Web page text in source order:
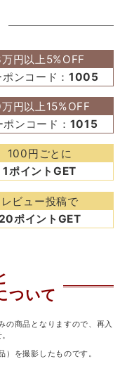
円以上5%OFF
ポンコード：1005
円以上15%OFF
ポンコード： 1015
100円ごとに
1ポイントGET
レビュー投稿で
20ポイントGET
ついて
の商品となりますので、再入
を撮影したものです。